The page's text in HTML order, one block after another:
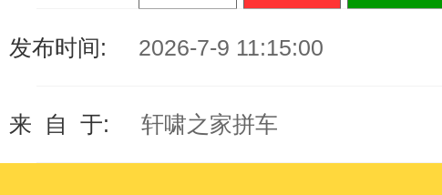
发布时间: 2026-7-9 11:15:00
来 自 于: 轩啸之家拼车